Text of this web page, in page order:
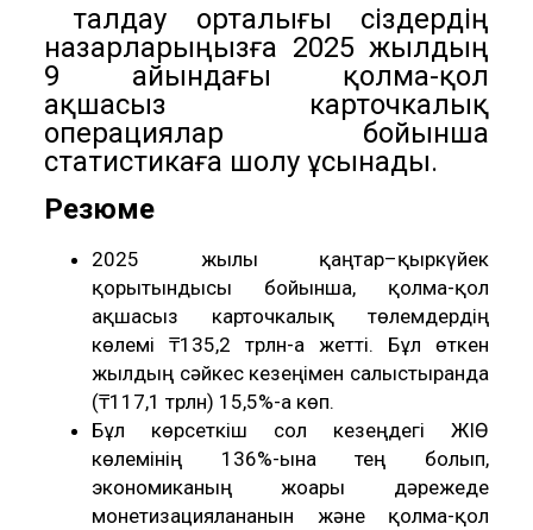
ҚҚҚ талдау орталығы сіздердің
назарларыңызға 2025 жылдың
9 айындағы қолма-қол
ақшасыз карточкалық
операциялар бойынша
статистикаға шолу ұсынады.
Резюме
2025 жылғы қаңтар–қыркүйек
қорытындысы бойынша, қолма-қол
ақшасыз карточкалық төлемдердің
көлемі ₸135,2 трлн-ға жетті. Бұл өткен
жылдың сәйкес кезеңімен салыстырғанда
(₸117,1 трлн) 15,5%-ға көп.
Бұл көрсеткіш сол кезеңдегі ЖІӨ
көлемінің 136%-ына тең болып,
экономиканың жоғары дәрежеде
монетизацияланғанын және қолма-қол